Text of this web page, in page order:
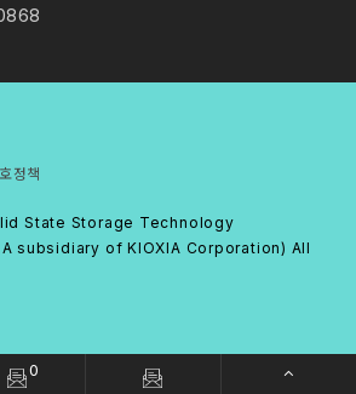
State Storage Technology
subsidiary of KIOXIA Corporation) All
정책
0